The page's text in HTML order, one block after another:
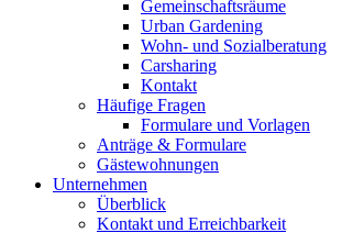
Gemeinschaftsräume
Urban Gardening
Wohn- und Sozialberatung
Carsharing
Kontakt
Häufige Fragen
Formulare und Vorlagen
Anträge & Formulare
Gästewohnungen
Unternehmen
Überblick
Kontakt und Erreichbarkeit